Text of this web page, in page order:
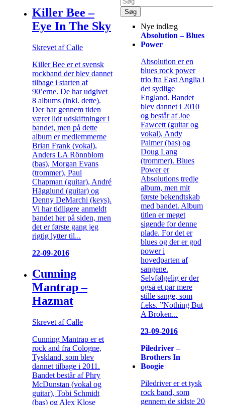
Killer Bee –
Eye In The Sky
Skrevet af Calle
Killer Bee er et svensk
rockband der blev dannet
tilbage i starten af
90’erne. De har udgivet
8 albums (inkl. dette).
Der har gennem tiden
været lidt udskiftninger i
bandet, men på dette
album er medlemmerne
Brian Frank (vokal),
Anders LA Rönnblom
(bas), Morgan Evans
(trommer), Paul
Chapman (guitar), André
Hägglund (guitar) og
Denny DeMarchi (keys).
Vi har tidligere anmeldt
bandet her på siden, men
det er første gang jeg
rigtig lytter til...
22-09-2016
Cunning
Mantrap –
Hazmat
Skrevet af Calle
Cunning Mantrap er et
rock and fra Cologne,
Tyskland, som blev
dannet tilbage i 2011.
Bandet består af Phry
McDunstan (vokal og
guitar), Tobi Schmidt
(bas) og Alex Klose
Nye indlæg
Absolution – Blues
Power
Absolution er en
blues rock power
trio fra East Anglia i
det sydlige
England. Bandet
blev dannet i 2010
og består af Joe
Fawcett (guitar og
vokal), Andy
Palmer (bas) og
Doug Lang
(trommer). Blues
Power er
Absolutions tredje
album, men mit
første bekendtskab
med bandet. Album
titlen er meget
sigende for denne
plade. For det er
blues og der er god
power i
hovedparten af
sangene.
Selvfølgelig er der
også et par mere
stille sange, som
f.eks. ”Nothing But
A Broken...
23-09-2016
Piledriver –
Brothers In
Boogie
Piledriver er et tysk
rock band, som
gennem de sidste 20